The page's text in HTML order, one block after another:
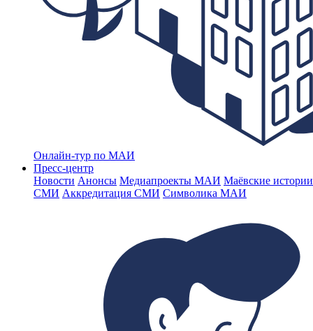
Онлайн-тур по МАИ
Пресс-центр
Новости Анонсы Медиапроекты МАИ Маёвские
СМИ Аккредитация СМИ Символика МАИ